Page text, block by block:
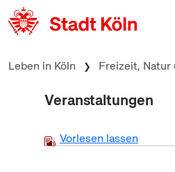
zum Inhalt springen
Leben in Köln Freizeit, Natur
Veranstaltungen
Vorlesen lassen